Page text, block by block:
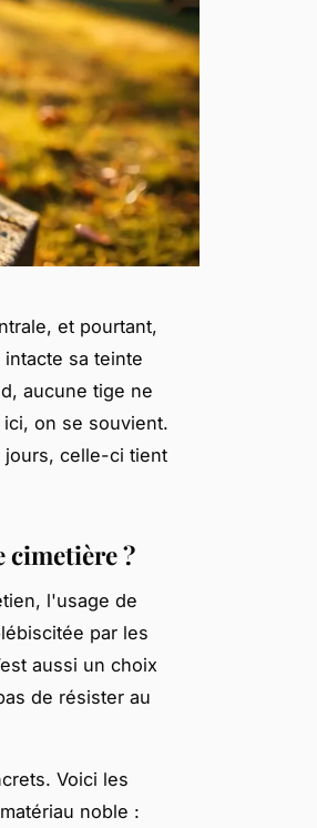
et pourtant,
sa teinte
aucune tige ne
on se souvient.
jours, celle-ci tient
cimetière ?
l'usage de
par les
aussi un choix
de résister au
Voici les
noble :